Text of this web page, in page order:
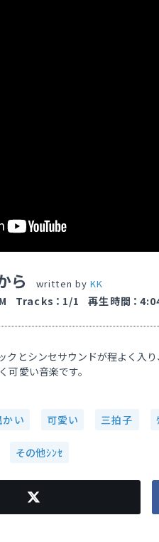
ら written byKK
Tracks ： 1/1 再生時間 ：
クとシンセサウンドが程よく入
可愛い音楽です。
かい 可愛い 三拍子
その他ｼﾝｾ